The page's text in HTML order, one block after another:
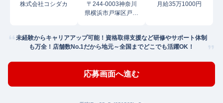
株式会社コシダカ
〒244-0003神奈川
県横浜市戸塚区戸塚
月給35万1000円
未経験からキャリアアップ可能！資格取得支援など研修やサポート体制
も万全！店舗数No.1だから地元～全国までどこでも活躍OK！
応募画面へ進む